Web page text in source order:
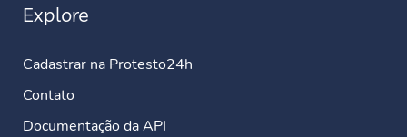
Explore
Cadastrar na Protesto24h
Contato
Documentação da API